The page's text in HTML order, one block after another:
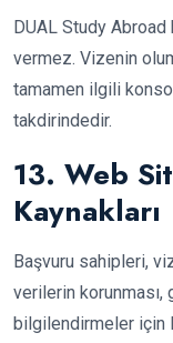
DUAL Study
vermez. Vizenin
tamamen ilgili
takdirindedir.
13. Web
Kaynakları
Başvuru sahipleri,
verilerin korunması,
bilgilendirmeler için